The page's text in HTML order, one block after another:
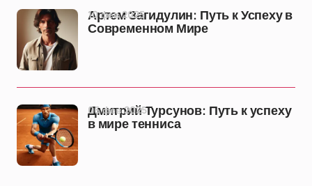
Артем Загидулин: Путь к Успеху в
Современном Мире
10 фев 2025
Дмитрий Турсунов: Путь к успеху
в мире тенниса
06 фев 2025